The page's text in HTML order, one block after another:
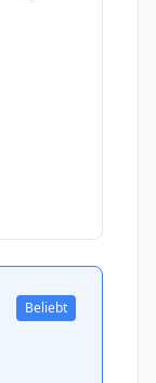
Beliebt